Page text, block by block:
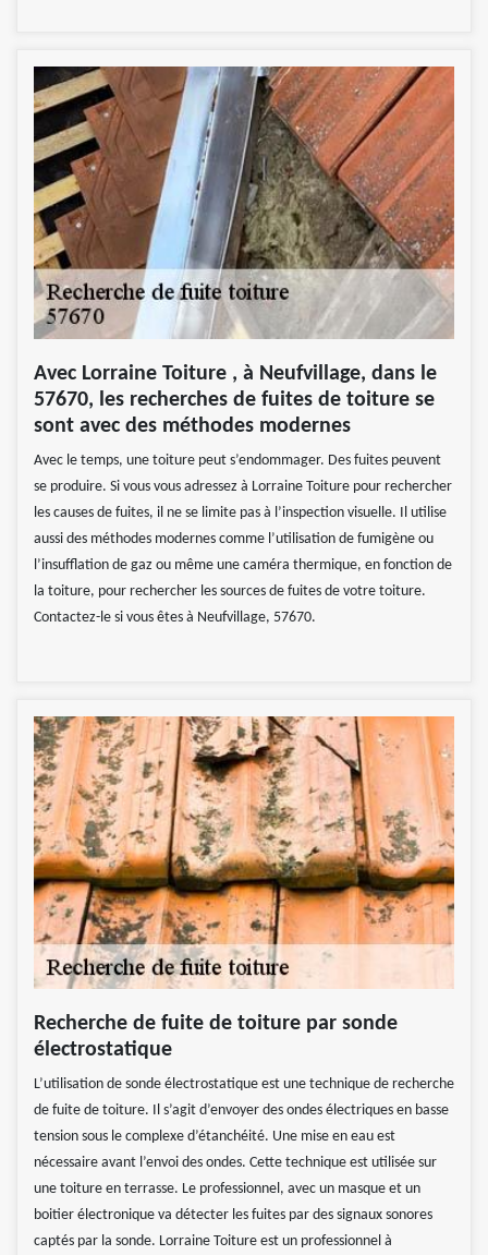
Avec Lorraine Toiture , à Neufvillage, dans le
57670, les recherches de fuites de toiture se
sont avec des méthodes modernes
Avec le temps, une toiture peut s’endommager. Des fuites peuvent
se produire. Si vous vous adressez à Lorraine Toiture pour rechercher
les causes de fuites, il ne se limite pas à l’inspection visuelle. Il utilise
aussi des méthodes modernes comme l’utilisation de fumigène ou
l’insufflation de gaz ou même une caméra thermique, en fonction de
la toiture, pour rechercher les sources de fuites de votre toiture.
Contactez-le si vous êtes à Neufvillage, 57670.
Recherche de fuite de toiture par sonde
électrostatique
L’utilisation de sonde électrostatique est une technique de recherche
de fuite de toiture. Il s’agit d’envoyer des ondes électriques en basse
tension sous le complexe d’étanchéité. Une mise en eau est
nécessaire avant l’envoi des ondes. Cette technique est utilisée sur
une toiture en terrasse. Le professionnel, avec un masque et un
boitier électronique va détecter les fuites par des signaux sonores
captés par la sonde. Lorraine Toiture est un professionnel à